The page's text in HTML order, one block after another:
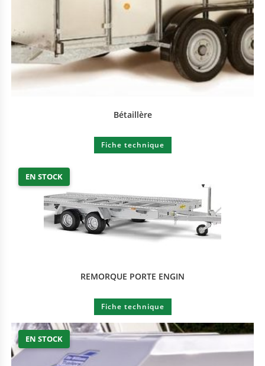
Bétaillère
Fiche technique
EN STOCK
REMORQUE PORTE ENGIN
Fiche technique
EN STOCK